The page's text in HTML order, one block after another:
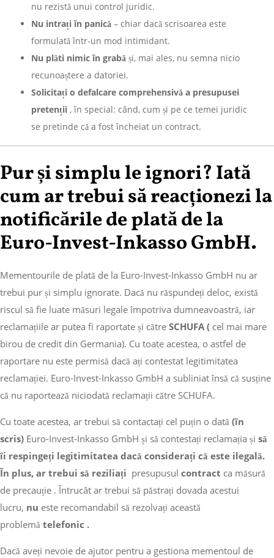
nu rezistă unui control juridic.
Nu intrați în panică– chiar dacă scrisoarea este
formulată într-un mod intimidant.
Nu plăti nimic în grabăși, mai ales, nu semna nicio
recunoaștere a datoriei.
Solicitați o defalcare comprehensivă a presupusei
pretenții, în special: când, cum și pe ce temei juridic
se pretinde că a fost încheiat un contract.
Pur și simplu le ignori? Iată
cum ar trebui să reacționezi la
notificările de plată de la
Euro-Invest-Inkasso GmbH.
Mementourile de plată de la Euro-Invest-Inkasso GmbH nu ar
trebui pur și simplu ignorate. Dacă nu răspundeți deloc, există
riscul să fie luate măsuri legale împotriva dumneavoastră, iar
reclamațiile ar putea fi raportate și către SCHUFA ( cel mai mare
birou de credit din Germania). Cu toate acestea, o astfel de
raportare nu este permisă dacă ați contestat legitimitatea
reclamației. Euro-Invest-Inkasso GmbH a subliniat însă că susține
că nu raportează niciodată reclamații către SCHUFA.
Cu toate acestea, ar trebui să contactați cel puțin o dată (în
scris) Euro-Invest-Inkasso GmbH și să contestați reclamația și să
îi respingeți legitimitatea dacă considerați că este ilegală.
În plus, ar trebui să reziliați presupusul contract ca măsură
de precauție . Întrucât ar trebui să păstrați dovada acestui
lucru, nu este recomandabil să rezolvați această
problemă telefonic .
Dacă aveți nevoie de ajutor pentru a gestiona mementoul de